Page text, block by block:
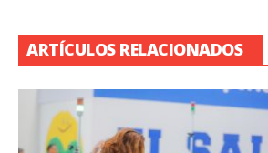
ARTÍCULOS RELACIONADOS